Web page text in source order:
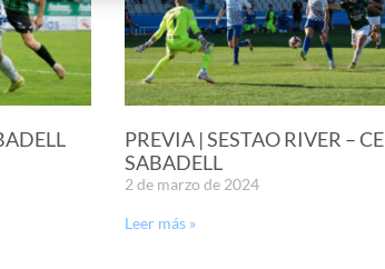
PREVIA | SESTAO RIVER – CE
SABADELL
2 de marzo de 2024
Leer más »